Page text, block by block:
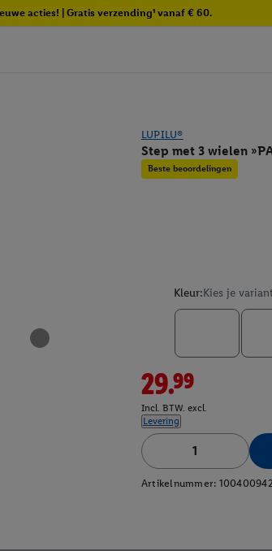
acties! | Gratis verzending¹ vanaf € 60.
LUPILU®
Step met 3 wielen
Beste beoordelingen
Kleur:Kies je variant
29.99
Incl. BTW. excl.
Levering
Artikelnummer: 100400942